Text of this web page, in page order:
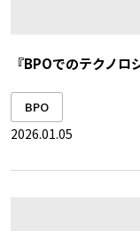
『BPOでのテクノ
BPO
2026.01.05